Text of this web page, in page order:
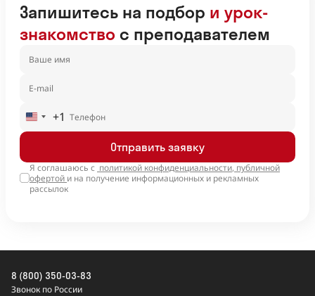
Запишитесь на подбор и урок-
знакомство с преподавателем
United
States
+1
Отправить заявку
Я соглашаюсь с политикой конфиденциальности, публичной
офертой и на получение информационных и рекламных
рассылок
8 (800) 350-03-83
Звонок по России